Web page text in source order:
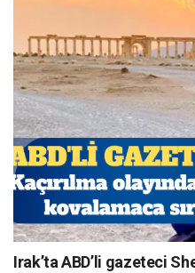
Irak’ta ABD’li gazeteci